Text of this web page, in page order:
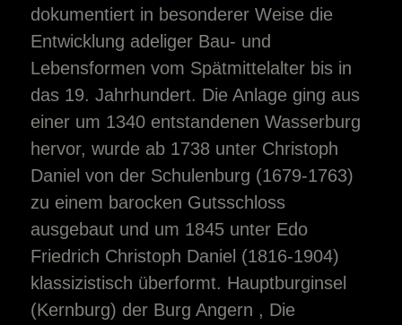
dokumentiert in besonderer Weise die
Entwicklung adeliger Bau- und
Lebensformen vom Spätmittelalter bis in
das 19. Jahrhundert. Die Anlage ging aus
einer um 1340 entstandenen Wasserburg
hervor, wurde ab 1738 unter Christoph
Daniel von der Schulenburg (1679-1763)
zu einem barocken Gutsschloss
ausgebaut und um 1845 unter Edo
Friedrich Christoph Daniel (1816-1904)
klassizistisch überformt. Hauptburginsel
(Kernburg) der Burg Angern , Die